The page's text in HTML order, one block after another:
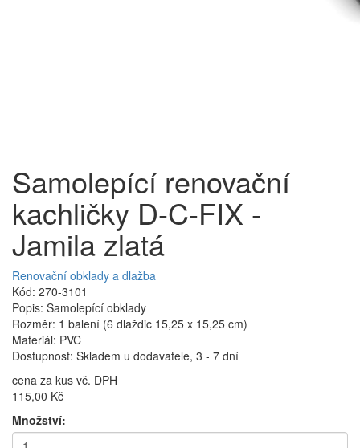
Samolepící renovační
kachličky D-C-FIX -
Jamila zlatá
Renovační obklady a dlažba
Kód: 270-3101
Popis: Samolepící obklady
Rozměr: 1 balení (6 dlaždic 15,25 x 15,25 cm)
Materiál: PVC
Dostupnost: Skladem u dodavatele, 3 - 7 dní
cena za kus vč. DPH
115,00 Kč
Množství: